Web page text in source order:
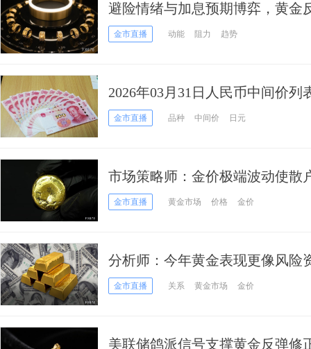
避险情绪与加息预期博弈，黄金
金市直播 动能 阻力 趋势
2026年03月31日人民币中间价列
金市直播 品种 中间价 日元
市场策略师：金价极端波动使散
回调风险
金市直播 黄金市场 价格 金价
分析师：今年黄金表现更像风险
趋势仍支持其长期投资价值
金市直播 关系 黄金市场 金价
美联储鸽派信号支撑黄金反弹修